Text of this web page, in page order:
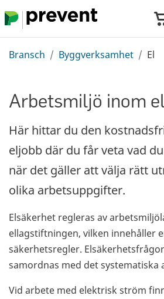
Hoppa till huvudinnehållet
Bransch Byggverksamhet El
Arbetsmiljö inom
Här hittar du den
eljobb där du får veta vad
när det gäller att välja rätt
olika arbetsuppgifter.
Elsäkerhet regleras av
ellagstiftningen, vilken innehåller
säkerhetsregler.
samordnas med det systematiska
Vid arbete med elektrisk ström